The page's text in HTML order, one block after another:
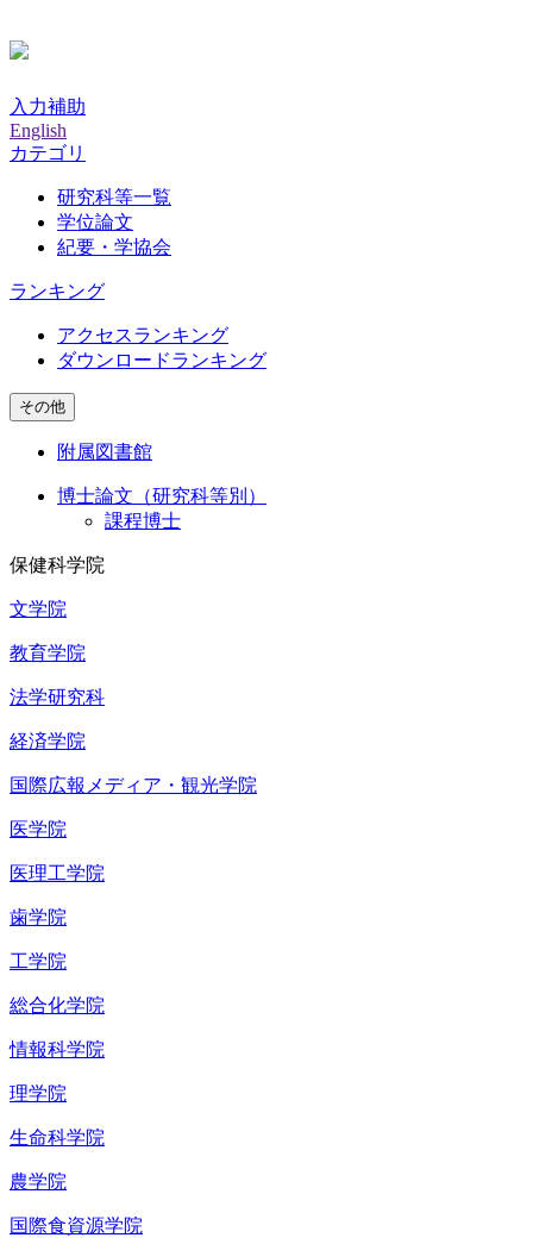
入力補助
English
カテゴリ
研究科等一覧
学位論文
紀要・学協会
ランキング
アクセスランキング
ダウンロードランキング
その他
附属図書館
博士論文（研究科等別）
課程博士
保健科学院
文学院
教育学院
法学研究科
経済学院
国際広報メディア・観光学院
医学院
医理工学院
歯学院
工学院
総合化学院
情報科学院
理学院
生命科学院
農学院
国際食資源学院